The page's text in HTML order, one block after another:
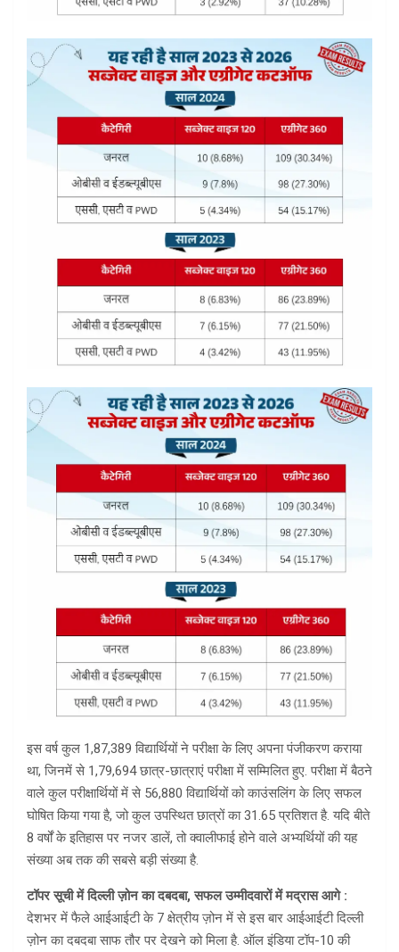
इस वर्ष कुल 1,87,389 विद्यार्थियों ने परीक्षा के लिए अपना पंजीकरण कराया
था, जिनमें से 1,79,694 छात्र-छात्राएं परीक्षा में सम्मिलित हुए. परीक्षा में बैठने
वाले कुल परीक्षार्थियों में से 56,880 विद्यार्थियों को काउंसलिंग के लिए सफल
घोषित किया गया है, जो कुल उपस्थित छात्रों का 31.65 प्रतिशत है. यदि बीते
8 वर्षों के इतिहास पर नजर डालें, तो क्वालीफाई होने वाले अभ्यर्थियों की यह
संख्या अब तक की सबसे बड़ी संख्या है.
​टॉपर सूची में दिल्ली ज़ोन का दबदबा, सफल उम्मीदवारों में मद्रास आगे :
देशभर में फैले आईआईटी के 7 क्षेत्रीय ज़ोन में से इस बार आईआईटी दिल्ली
ज़ोन का दबदबा साफ तौर पर देखने को मिला है. ऑल इंडिया टॉप-10 की